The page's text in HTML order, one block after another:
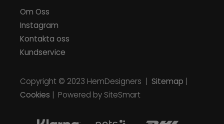
Om Oss
Instagram
Kontakta oss
Kundservice
Copyright © 2023 HemDesigners | Sitemap |
Cookies | Powered by SiteSmart